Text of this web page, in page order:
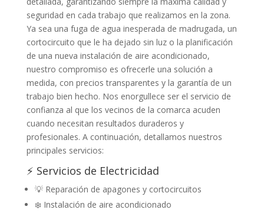
seguridad en cada trabajo que realizamos en la zona.
Ya sea una fuga de agua inesperada de madrugada, un
cortocircuito que le ha dejado sin luz o la planificación
de una nueva instalación de aire acondicionado,
nuestro compromiso es ofrecerle una solución a
medida, con precios transparentes y la garantía de un
trabajo bien hecho. Nos enorgullece ser el servicio de
confianza al que los vecinos de la comarca acuden
cuando necesitan resultados duraderos y
profesionales. A continuación, detallamos nuestros
principales servicios:
⚡ Servicios de Electricidad
💡 Reparación de apagones y cortocircuitos
❄️ Instalación de aire acondicionado